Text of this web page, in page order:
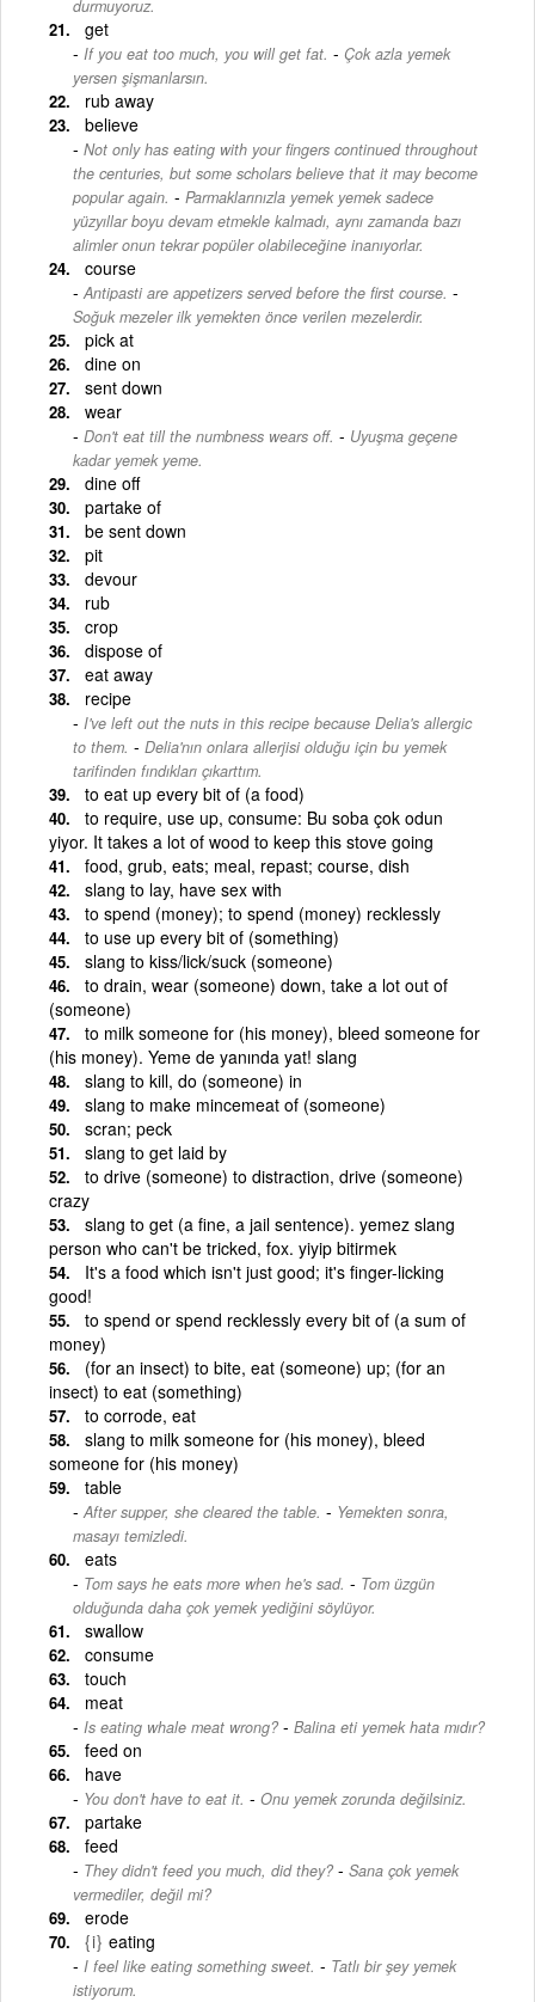
durmuyoruz.
get
If you eat too much, you will get fat. - Çok azla yemek
yersen şişmanlarsın.
rub away
believe
Not only has eating with your fingers continued throughout
the centuries, but some scholars believe that it may become
popular again. - Parmaklarınızla yemek yemek sadece
yüzyıllar boyu devam etmekle kalmadı, aynı zamanda bazı
alimler onun tekrar popüler olabileceğine inanıyorlar.
course
Antipasti are appetizers served before the first course. -
Soğuk mezeler ilk yemekten önce verilen mezelerdir.
pick at
dine on
sent down
wear
Don't eat till the numbness wears off. - Uyuşma geçene
kadar yemek yeme.
dine off
partake of
be sent down
pit
devour
rub
crop
dispose of
eat away
recipe
I've left out the nuts in this recipe because Delia's allergic
to them. - Delia'nın onlara allerjisi olduğu için bu yemek
tarifinden fındıkları çıkarttım.
to eat up every bit of (a food)
to require, use up, consume: Bu soba çok odun
yiyor. It takes a lot of wood to keep this stove going
food, grub, eats; meal, repast; course, dish
slang to lay, have sex with
to spend (money); to spend (money) recklessly
to use up every bit of (something)
slang to kiss/lick/suck (someone)
to drain, wear (someone) down, take a lot out of
(someone)
to milk someone for (his money), bleed someone for
(his money). Yeme de yanında yat! slang
slang to kill, do (someone) in
slang to make mincemeat of (someone)
scran; peck
slang to get laid by
to drive (someone) to distraction, drive (someone)
crazy
slang to get (a fine, a jail sentence). yemez slang
person who can't be tricked, fox. yiyip bitirmek
It's a food which isn't just good; it's finger-licking
good!
to spend or spend recklessly every bit of (a sum of
money)
(for an insect) to bite, eat (someone) up; (for an
insect) to eat (something)
to corrode, eat
slang to milk someone for (his money), bleed
someone for (his money)
table
After supper, she cleared the table. - Yemekten sonra,
masayı temizledi.
eats
Tom says he eats more when he's sad. - Tom üzgün
olduğunda daha çok yemek yediğini söylüyor.
swallow
consume
touch
meat
Is eating whale meat wrong? - Balina eti yemek hata mıdır?
feed on
have
You don't have to eat it. - Onu yemek zorunda değilsiniz.
partake
feed
They didn't feed you much, did they? - Sana çok yemek
vermediler, değil mi?
erode
{i} eating
I feel like eating something sweet. - Tatlı bir şey yemek
istiyorum.